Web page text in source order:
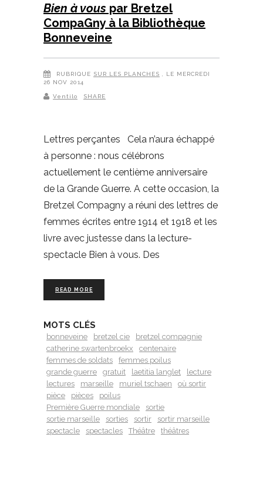
Bien à vous par Bretzel
CompaGny à la Bibliothèque
Bonneveine
RUBRIQUE SUR LES PLANCHES
, LE MERCREDI
26 NOV 2014
Ventilo SHARE
Lettres perçantes Cela n’aura échappé
à personne : nous célébrons
actuellement le centième anniversaire
de la Grande Guerre. A cette occasion, la
Bretzel Compagny a réuni des lettres de
femmes écrites entre 1914 et 1918 et les
livre avec justesse dans la lecture-
spectacle Bien à vous. Des
READ MORE
MOTS CLÉS
bonneveine bretzel cie
bretzel compagnie
catherine swartenbroekx
centenaire
femmes de soldats
femmes poilus
grande guerre
gratuit laetitia langlet
lecture
lectures
marseille muriel tschaen
où sortir
pièce
pièces
poilus
Première Guerre mondiale
sortie
sortie marseille
sorties sortir
sortir marseille
spectacle
spectacles Théâtre théâtres